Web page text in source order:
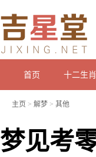
首页 十二生肖
主页 > 解梦 > 其他
梦见考